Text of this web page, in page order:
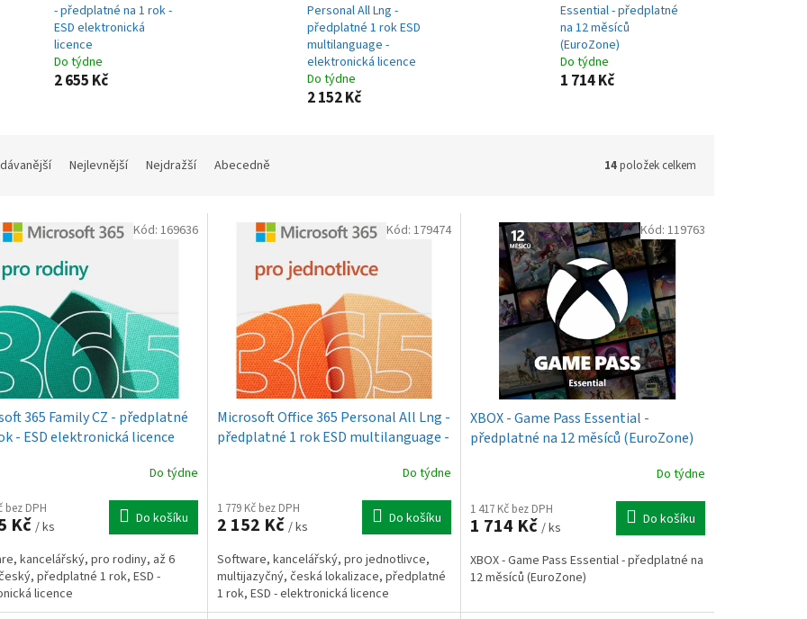
- předplatné na 1 rok -
ESD elektronická
licence
Do týdne
2 655 Kč
Personal All Lng -
předplatné 1 rok ESD
multilanguage -
elektronická licence
Do týdne
2 152 Kč
Essential - předplatné
na 12 měsíců
(EuroZone)
Do týdne
1 714 Kč
Nejlevnější Nejdražší Abecedně 14položek celkem
365 Family CZ - předplatné
- ESD elektronická licence
Do týdne
bez DPH
Kč / ks Do košíku
kancelářský, pro rodiny, až 6
předplatné 1 rok, ESD -
licence
Kód: 169636
Microsoft Office 365 Personal All Lng -
předplatné 1 rok ESD multilanguage -
Do týdne
1 779 Kč bez DPH
2 152 Kč / ks Do košíku
Software, kancelářský, pro jednotlivce,
multijazyčný, česká lokalizace, předplatné
1 rok, ESD - elektronická licence
Kód: 179474
XBOX - Game Pass Essential -
předplatné na 12 měsíců (EuroZone)
Do týdne
1 417 Kč bez DPH
1 714 Kč / ks Do košíku
XBOX - Game Pass Essential - předplatné na
12 měsíců (EuroZone)
Kód: 119763